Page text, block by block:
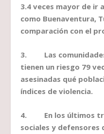
3.4 veces mayor de ir
como Buenaventura,
comparación con el
3. Las
tienen un riesgo 79
asesinadas qué
índices de violencia.
4. En los últimos
sociales y defensores